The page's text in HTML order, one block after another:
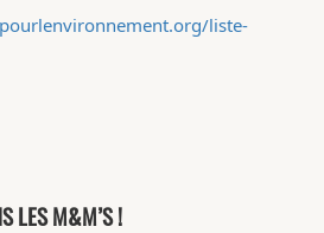
liste-
LES M&M’S !